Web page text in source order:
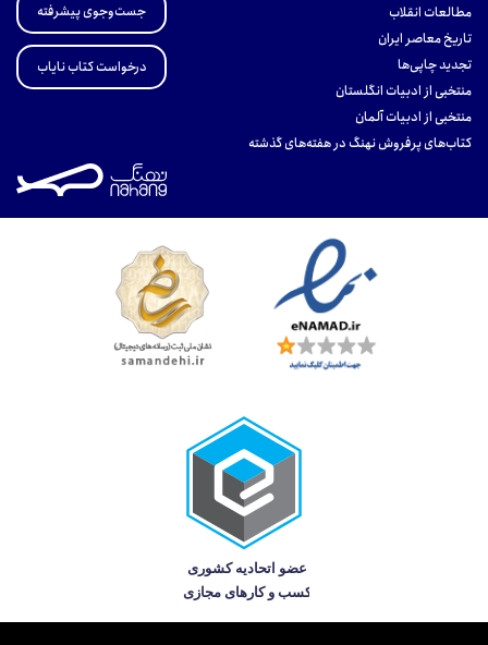
مطالعات انقلاب
تاریخ معاصر ایران
تجدید چاپی‌ها
منتخبی از ادبیات انگلستان
منتخبی از ادبیات آلمان
کتاب‌های پرفروش نهنگ در هفته‌های گذشته
جست‌وجوی پیشرفته
درخواست کتاب نایاب